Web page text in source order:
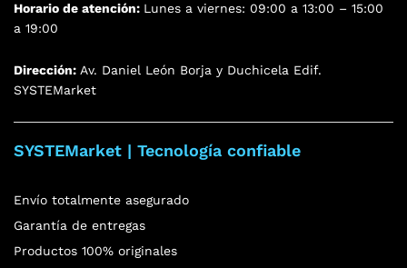
Horario de atención: Lunes a viernes: 09:00 a 13:00 – 15:00
a 19:00
Dirección: Av. Daniel León Borja y Duchicela Edif.
SYSTEMarket
SYSTEMarket | Tecnología confiable
Envío totalmente asegurado
Garantía de entregas
Productos 100% originales